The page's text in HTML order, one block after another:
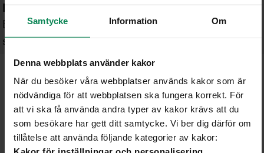
Samtycke Information Om
Denna webbplats använder kakor
När du besöker våra webbplatser används kakor som är
nödvändiga för att webbplatsen ska fungera korrekt. För
att vi ska få använda andra typer av kakor krävs att du
som besökare har gett ditt samtycke. Vi ber dig därför om
tillåtelse att använda följande kategorier av kakor:
Läs nästa artikel
Ellevio och LaddaTillsammans i nytt samarbete för
smarta laddboxlösningar
Senaste nyheterna